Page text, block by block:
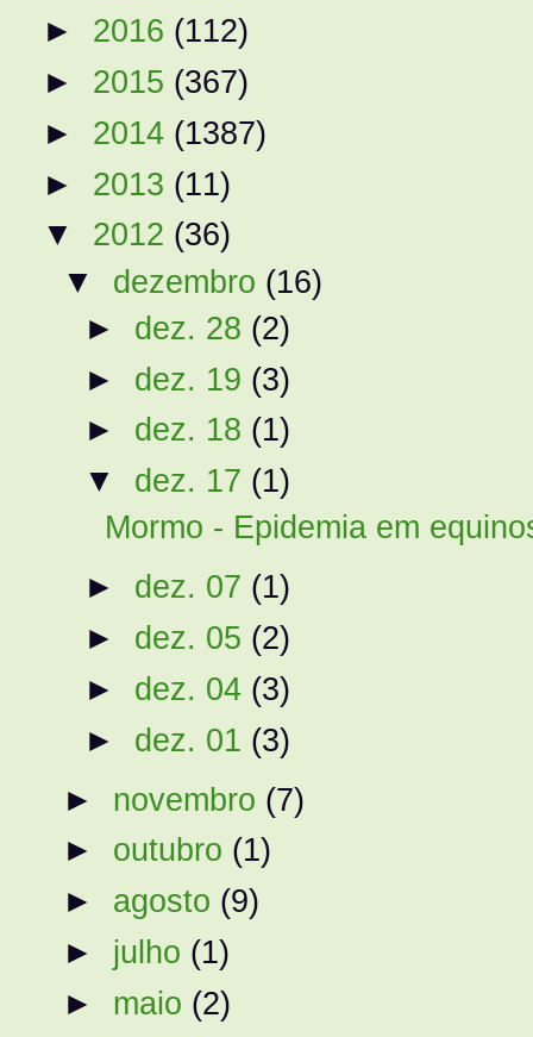
► 2016 (112)
► 2015 (367)
► 2014 (1387)
► 2013 (11)
▼ 2012 (36)
▼ dezembro (16)
► dez. 28 (2)
► dez. 19 (3)
► dez. 18 (1)
▼ dez. 17 (1)
Mormo - Epidemia em
► dez. 07 (1)
► dez. 05 (2)
► dez. 04 (3)
► dez. 01 (3)
► novembro (7)
► outubro (1)
► agosto (9)
► julho (1)
► maio (2)